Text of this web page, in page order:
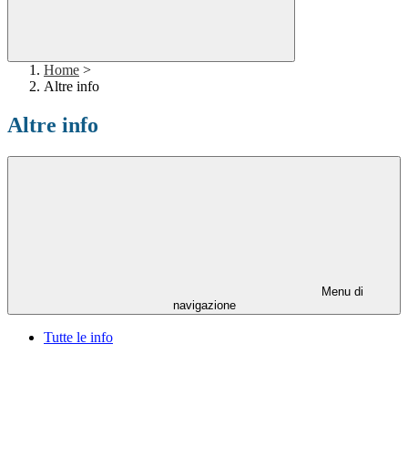
Home >
Altre info
Altre info
Menu di
navigazione
Tutte le info